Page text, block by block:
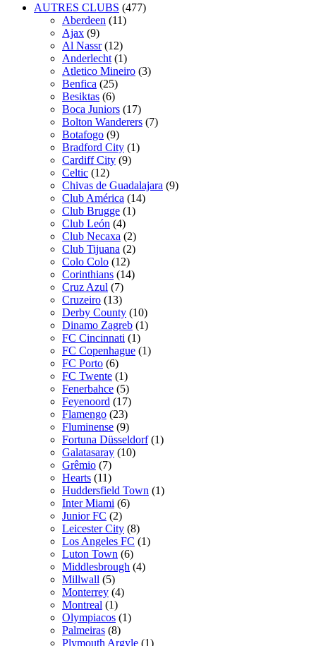
AUTRES CLUBS (477)
Aberdeen (11)
Ajax (9)
Al Nassr (12)
Anderlecht (1)
Atletico Mineiro (3)
Benfica (25)
Besiktas (6)
Boca Juniors (17)
Bolton Wanderers (7)
Botafogo (9)
Bradford City (1)
Cardiff City (9)
Celtic (12)
Chivas de Guadalajara (9)
Club América (14)
Club Brugge (1)
Club León (4)
Club Necaxa (2)
Club Tijuana (2)
Colo Colo (12)
Corinthians (14)
Cruz Azul (7)
Cruzeiro (13)
Derby County (10)
Dinamo Zagreb (1)
FC Cincinnati (1)
FC Copenhague (1)
FC Porto (6)
FC Twente (1)
Fenerbahce (5)
Feyenoord (17)
Flamengo (23)
Fluminense (9)
Fortuna Düsseldorf (1)
Galatasaray (10)
Grêmio (7)
Hearts (11)
Huddersfield Town (1)
Inter Miami (6)
Junior FC (2)
Leicester City (8)
Los Angeles FC (1)
Luton Town (6)
Middlesbrough (4)
Millwall (5)
Monterrey (4)
Montreal (1)
Olympiacos (1)
Palmeiras (8)
Plymouth Argyle (1)